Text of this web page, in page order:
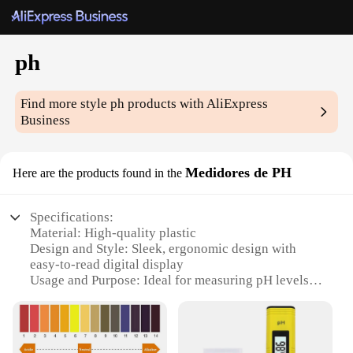
ph
Find more styleph products with AliExpress
Business
Here are the products found in the Medidores de PH
Specifications:
Material: High-quality plastic
Design and Style: Sleek, ergonomic design with
easy-to-read digital display
Usage and Purpose: Ideal for measuring pH levels
Performance and Property: Accurate readings with a
wide pH range (0-14)